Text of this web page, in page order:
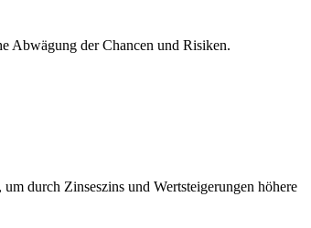
Abwägung der Chancen und Risiken.
durch Zinseszins und Wertsteigerungen höhere